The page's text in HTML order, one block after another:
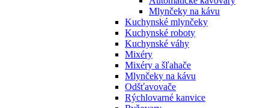
Mlynčeky na kávu
Kuchynské mlynčeky
Kuchynské roboty
Kuchynské váhy
Mixéry
Mixéry a šľahače
Mlynčeky na kávu
Odšťavovače
Rýchlovarné kanvice